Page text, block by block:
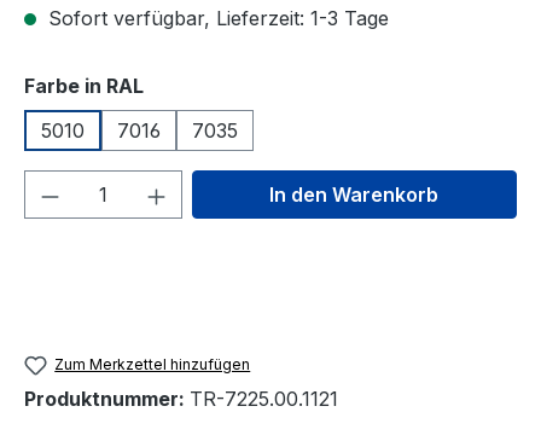
Sofort verfügbar, Lieferzeit: 1-3 Tage
Farbe in RALauswählen
5010
7016 7035
Produkt Anzahl: Gib denIn den Warenkorb
Zum Merkzettel hinzufügen
Produktnummer: TR-7225.00.1121